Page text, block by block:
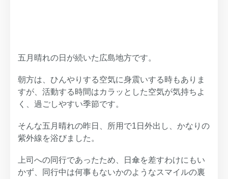
五月晴れの日が続いた広島地方です。
朝方は、ひんやりする空気に身震いする時もありま
すが、活動する時間はカラッとした空気が気持ちよ
く、過ごしやすい季節です。
そんな五月晴れの昨日、所用で1日外出し、かなりの
紫外線を浴びました。
上司への同行であったため、日傘を差すわけにもい
かず、同行中は何事もないかのようなスマイルの裏